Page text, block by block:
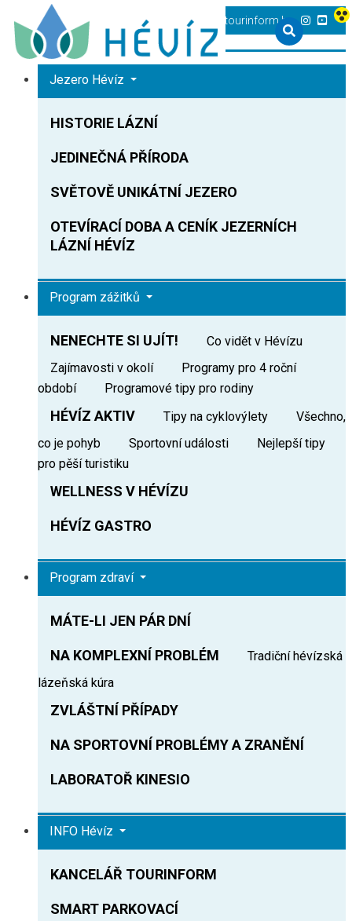
+36 83 540 131 heviz@tourinform.hu
Jezero Hévíz
HISTORIE LÁZNÍ
JEDINEČNÁ PŘÍRODA
SVĚTOVĚ UNIKÁTNÍ JEZERO
OTEVÍRACÍ DOBA A CENÍK JEZERNÍCH
LÁZNÍ HÉVÍZ
Program zážitků
NENECHTE SI UJÍT!
Co vidět v Hévízu
Zajímavosti v okolí
Programy pro 4 roční
období
Programové tipy pro rodiny
HÉVÍZ AKTIV Tipy na cyklovýlety
Všechno,
co je pohyb
Sportovní události
Nejlepší tipy
pro pěší turistiku
WELLNESS V HÉVÍZU
HÉVÍZ GASTRO
Program zdraví
MÁTE-LI JEN PÁR DNÍ
NA KOMPLEXNÍ PROBLÉM
Tradiční hévízská
lázeňská kúra
ZVLÁŠTNÍ PŘÍPADY
NA SPORTOVNÍ PROBLÉMY A ZRANĚNÍ
LABORATOŘ KINESIO
INFO Hévíz
KANCELÁŘ TOURINFORM
SMART PARKOVACÍ